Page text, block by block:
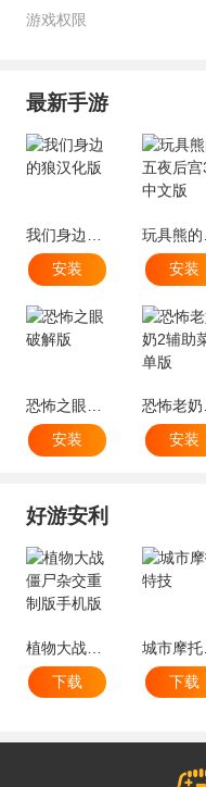
游戏权限
最新手游
安装
安装
安装
安装
好游安利
植物大战僵尸杂交重制版手机版
下载
下载